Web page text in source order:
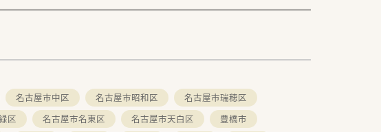
名古屋市中区 名古屋市昭和区
名古屋市瑞穂区
区 名古屋市名東区 名古屋市天白区
豊橋市